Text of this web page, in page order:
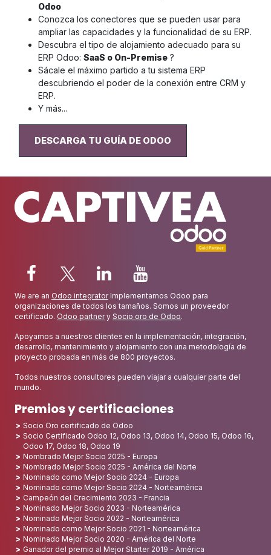
Odoo
Conozca los conectores que se pueden usar para
ampliar las capacidades y la funcionalidad de su ERP.
Descubra el tipo de alojamiento adecuado para su
ERP Odoo: SaaS o On-Premise ?
Sácale el máximo partido a tu sistema ERP
descubriendo el poder de la conexión entre CRM y
ERP.
Y más...
DESCARGA TU GUÍA DE ODOO
We are an Odoo integratorImplementamos Odoo para
organizaciones de todos los tamaños. Somos un proveedor
certificado. Odoo partnery Socio oro de Odoo.
Apoyamos a nuestros clientes en la implementación, integración,
desarrollo, mantenimiento y alojamiento con una metodología de
proyecto probada en más de 800 proyectos.
Todos nuestros consultores pueden viajar a cualquier parte del
mundo.
Premios y certificaciones
Socio Oro certificado de Odoo
Socio Certificado Odoo 12, Odoo 13, Odoo 14, Odoo 15, Odoo 16,
Odoo 17, Odoo 18, Odoo 19
Nombrado Mejor Socio 2025 - Europa
Nombrado Mejor Socio 2025 - América del Norte
Nominado como Mejor Socio 2024 - Europa
Nominado como Mejor Socio 2024 - Norteamérica
Campeón del Crecimiento 2023 - Francia
Nominado Mejor Socio 2023 - Norteamérica
Nominado Mejor Socio 2022 - Norteamérica
Nominado como Mejor Socio 2021 - Norteamérica
Nominado Mejor Socio 2020 - América del Norte
Ganador del premio al Mejor Starter 2019 - América